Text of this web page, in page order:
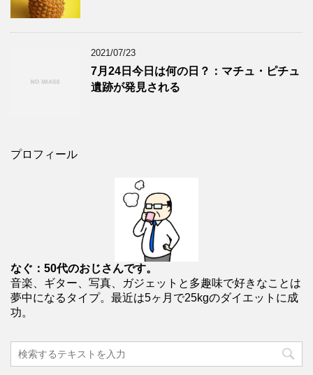
2021/07/23
7月24日今日は何の日？：マチュ・ピチュ
遺跡が発見される
プロフィール
なぐ：50代のおじさんです。
音楽、ギター、写真、ガジェットと多趣味で好きなことは
夢中になるタイプ。最近は5ヶ月で25kgのダイエットに成
功。